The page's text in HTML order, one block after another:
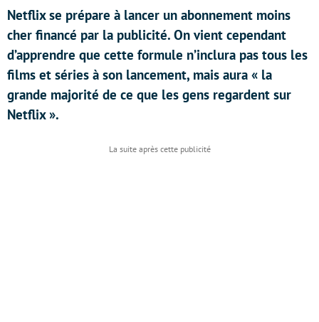
Netflix se prépare à lancer un abonnement moins
cher financé par la publicité. On vient cependant
d’apprendre que cette formule n’inclura pas tous les
films et séries à son lancement, mais aura « la
grande majorité de ce que les gens regardent sur
Netflix ».